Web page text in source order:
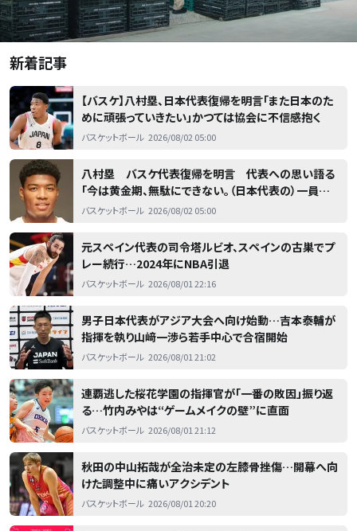
新着記事
【バスケ】八村塁、日本代表復帰を明言「また日本のた
めに頑張っていきたい」かつては協会に不信感抱く
バスケットボール 2026/08/02 05:00
八村塁 バスケ代表復帰を明言 代表への思い語る
「今は黄金期、無駄にできない。（日本代表の）一員とし
て頑張りたい」
バスケットボール 2026/08/02 05:00
元スペイン代表の司令塔ルビオ、スペインの古巣でプ
レー続行…2024年にNBA引退
バスケットボール 2026/08/01 22:16
男子日本代表がアジア大会へ向け始動…吉本泰輔が
指揮を執り山﨑一渉ら若手中心で合宿開始
バスケットボール 2026/08/01 21:02
連覇逃した桜花学園の指揮官が「一番の敗因」振り返
る…竹内みやは“ゲームメイクの壁”に直面
バスケットボール 2026/08/01 21:12
秋田の中山拓哉が全治未定の左膝骨挫傷…開幕へ向
けた調整中に痛いアクシデント
バスケットボール 2026/08/01 20:20